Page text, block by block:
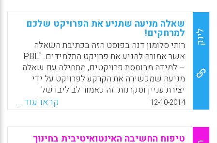
ראשון הלומדים בסביבת למידה מבוססת בעיות
(PBL) המבוססת על תיאוריה קונסטרוקטיביסטית,
ובסביבת למידה מסורתית אשר עושה שימוש
בהוראה קונבנציונלית. המטרות העיקריות היו
להשוות בין סביבות הלמידה השונות ולזהות אילו
מדדים קונסטרוקטיביסטיים נתפסים בסביבת
למידה מבוססת בעיות תורמים יותר לאמונות של
מסוגלות עצמית אקדמית (Alt, Dorit, 2015).
WhatsApp
Facebook
Email
X
לינק
שאלה מניעה שתניע את הפרויקט שלכם
למרחקים!
רותי סלומון דנה בפוסט הזה בכתיבת השאלה
אשר אמורה להניע את פרויקט התלמידים. "PBL
– למידה מבוססת פרויקטים, מתחילה עם שאלה
מניעה שמכשירה את הקרקע לפרויקט על ידי
יצירת עניין וסקרנות. זה כאמור לב ליבו של
התהליך, אך מורה שתתנסה בהובלה של למידה
מבוססת פרויקטים תגלה להפתעתה שהשלב
המאתגר והקשה ביותר עבורה הינו דווקא התכנון
והיצירה של השאלה המניעה"."שאלה מניעה
12-10-2014 קראו עוד...
טיפוח החשיבה האינטואיטיבית בחינוך